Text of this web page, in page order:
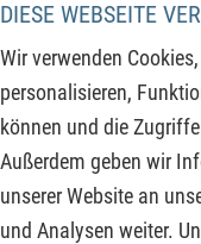
DIESE WEBSEITE
Wir verwenden
personalisieren,
können und die
Außerdem geben wir
unserer Website an
und Analysen weiter.
politischer
Chartmarken testet.
Akteur, forciert seine
Kapital und neuen
dem Biotech-Sektor
kapitalschonenden
eine Trendwende.